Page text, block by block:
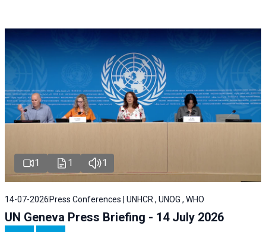
1 1 1
14-07-2026 Press Conferences | UNHCR , UNOG , WHO
UN Geneva Press Briefing - 14 July 2026